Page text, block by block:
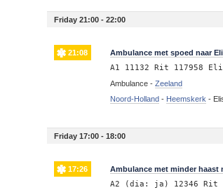
Friday 21:00 - 22:00
21:08 Ambulance met spoed naar
A1 11132 Rit 117958
Ambulance -Zeeland
Noord-Holland - Heemskerk -
Friday 17:00 - 18:00
17:26 Ambulance met minder haast
A2 (dia: ja) 12346 Rit